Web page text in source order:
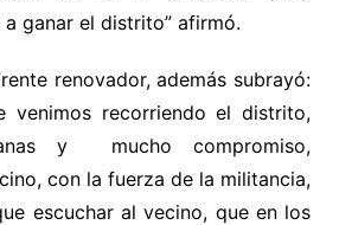
ganar el distrito” afirmó.
renovador, además subrayó:
venimos recorriendo el distrito,
y mucho compromiso,
con la fuerza de la militancia,
escuchar al vecino, que en los